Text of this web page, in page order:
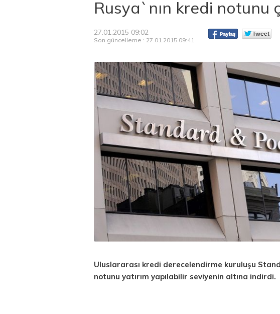
Rusya`nın kredi notunu
27.01.2015 09:02
Son güncelleme : 27.01.2015 09:41
Uluslararası kredi derecelendirme kuruluşu
notunu yatırım yapılabilir seviyenin altına indirdi.